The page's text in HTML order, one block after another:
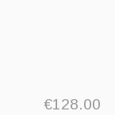
€128.00